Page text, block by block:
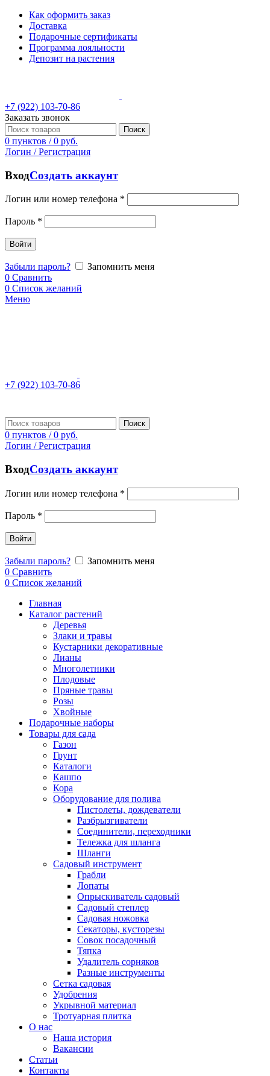
Как оформить заказ
Доставка
Подарочные сертификаты
Программа лояльности
Депозит на растения
+7 (922) 103-70-86
Заказать звонок
Поиск
0 пунктов / 0 руб.
Логин / Регистрация
ВходСоздать аккаунт
Логин или номер телефона *
Пароль *
Войти
Забыли пароль?
Запомнить меня
0 Сравнить
0 Список желаний
Меню
+7 (922) 103-70-86
Поиск
0 пунктов / 0 руб.
Логин / Регистрация
ВходСоздать аккаунт
Логин или номер телефона *
Пароль *
Войти
Забыли пароль?
Запомнить меня
0 Сравнить
0 Список желаний
Главная
Каталог растений
Деревья
Злаки и травы
Кустарники декоративные
Лианы
Многолетники
Плодовые
Пряные травы
Розы
Хвойные
Подарочные наборы
Товары для сада
Газон
Грунт
Каталоги
Кашпо
Кора
Оборудование для полива
Пистолеты, дождеватели
Разбрызгиватели
Соединители, переходники
Тележка для шланга
Шланги
Садовый инструмент
Грабли
Лопаты
Опрыскиватель садовый
Садовый степлер
Садовая ножовка
Секаторы, кусторезы
Совок посадочный
Тяпка
Удалитель сорняков
Разные инструменты
Сетка садовая
Удобрения
Укрывной материал
Тротуарная плитка
О нас
Наша история
Вакансии
Статьи
Контакты